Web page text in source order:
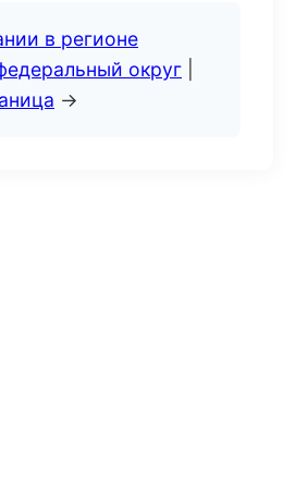
в регионе
округ
→